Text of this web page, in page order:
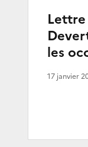
Lettre
les
17 janvier